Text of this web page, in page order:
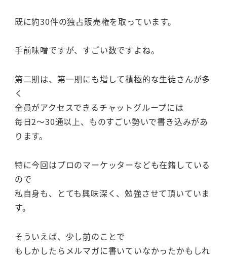
既に約30件の独占販売権を取っています。
手前味噌ですが、すごい数ですよね。
第二期は、第一期にも増して積極的な生徒さんが多
く
全員がアクセスできるチャットグループには
毎日2～30通以上、ものすごい勢いで書き込みがあ
ります。
特に今回はプロのマーケッターなども在籍している
ので
私自身も、とても興味深く、勉強させて頂いていま
す。
そういえば、少し前のことで
もしかしたらメルマガに書いていなかったかもしれ